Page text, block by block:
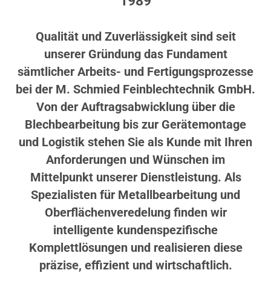
Qualität und Zuverlässigkeit sind seit
unserer Gründung das Fundament
sämtlicher Arbeits- und Fertigungsprozesse
bei der M. Schmied Feinblechtechnik GmbH.
Von der Auftragsabwicklung über die
Blechbearbeitung bis zur Gerätemontage
und Logistik stehen Sie als Kunde mit Ihren
Anforderungen und Wünschen im
Mittelpunkt unserer Dienstleistung. Als
Spezialisten für Metallbearbeitung und
Oberflächenveredelung finden wir
intelligente kundenspezifische
Komplettlösungen und realisieren diese
präzise, effizient und wirtschaftlich.